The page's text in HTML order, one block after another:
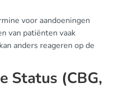
voor aandoeningen
van patiënten vaak
anders reageren op de
Status (CBG,